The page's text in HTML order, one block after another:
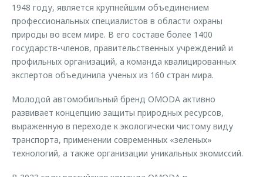
1948 году, является крупнейшим объединением
профессиональных специалистов в области охраны
природы во всем мире. В его составе более 1400
государств-членов, правительственных учреждений и
профильных организаций, а команда квалицированных
экспертов объединила ученых из 160 стран мира.
Молодой автомобильный бренд OMODA активно
развивает концепцию защиты природных ресурсов,
выраженную в переходе к экологически чистому виду
транспорта, применении современных «зеленых»
технологий, а также организации уникальных экомиссий.